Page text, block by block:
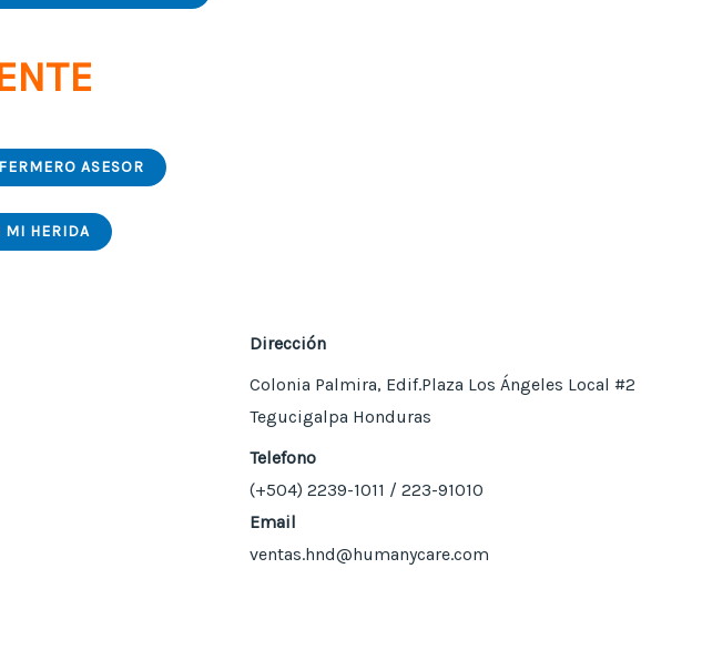
ASESOR
MI HERIDA
Dirección
Colonia Palmira, Edif.Plaza Los Ángeles Local #2
Tegucigalpa Honduras
Telefono
(+504) 2239-1011 / 223-91010
Email
ventas.hnd@humanycare.com